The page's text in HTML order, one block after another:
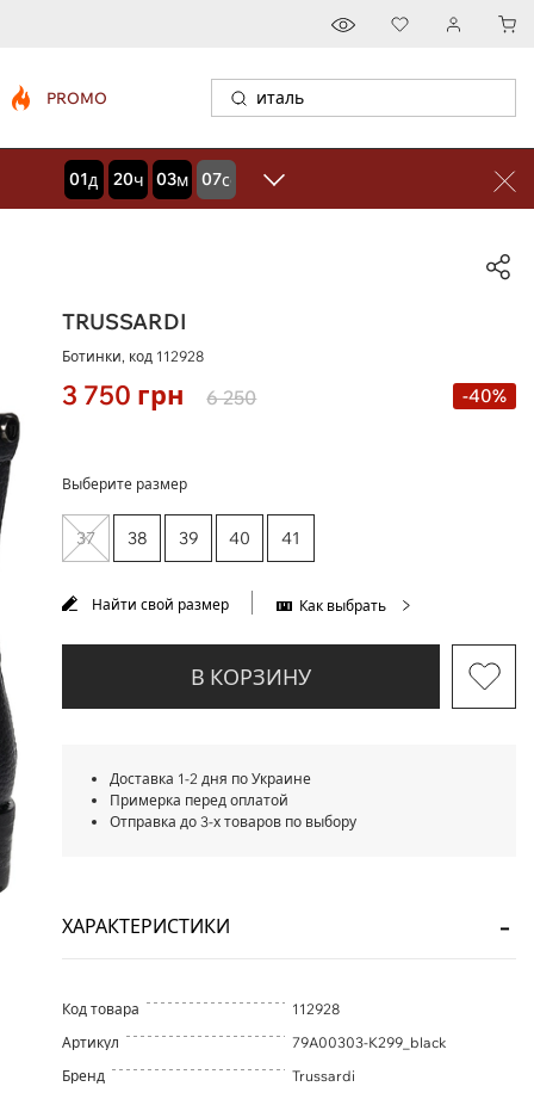
PROMO
01дней
20часов
03минут
06секунд
TRUSSARDI
Ботинки, код 112928
3 750 грн 6 250 -40%
Выберите размер
37 38 39 40 41
Найти свой размер Как выбрать
В КОРЗИНУ
Доставка 1-2 дня по Украине
Примерка перед оплатой
Отправка до 3-х товаров по выбору
ХАРАКТЕРИСТИКИ
Код товара
112928
Артикул
79A00303-K299_black
Бренд
Trussardi